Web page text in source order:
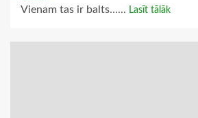
Vienam tas ir balts…... Lasīt tālāk